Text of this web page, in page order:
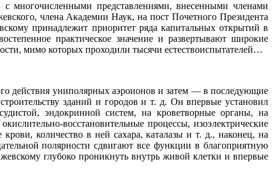
многочисленными представлениями, внесенными членами
члена Академии Наук, на пост Почетного Президента
принадлежит приоритет ряда капитальных открытий в
практическое значение и развертывают широкие
мимо которых проходили тысячи естествоиспытателей…
действия униполярных аэроионов и затем — в последующие
зданий и городов и т. д. Он впервые установил
эндокринной систем, на кроветворные органы, на
восстановительные процессы, изоэлектрические
количество в ней сахара, каталазы и т. д., наконец, на
полярности сдвигают все функции в благоприятную
глубоко проникнуть внутрь живой клетки и впервые